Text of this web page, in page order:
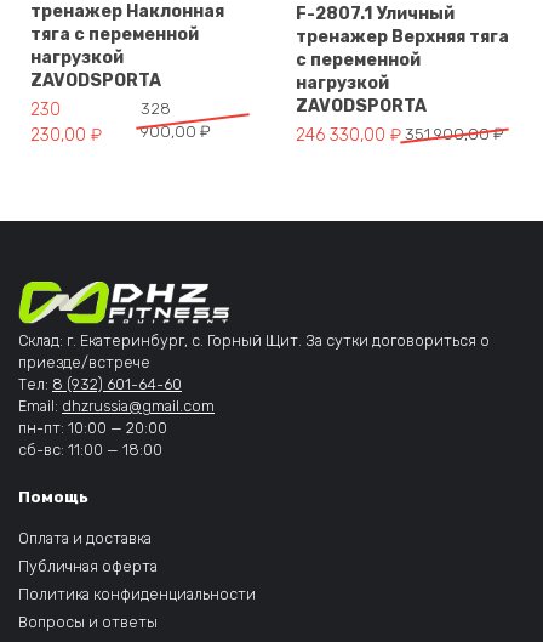
тренажер Наклонная
тяга с переменной
нагрузкой
ZAVODSPORTA
328
900,00 ₽
Первоначальная цена составляла 328 900,00 ₽.
230
230,00 ₽
Текущая цена: 230 230,00 ₽.
F-2807.1 Уличный
тренажер Верхняя тяга
с переменной
нагрузкой
ZAVODSPORTA
351 900,00₽
Первоначальная цена
246 330,00 ₽
Текущая цена: 246 330,00 ₽.
Склад: г. Екатеринбург, с. Горный Щит. За сутки договориться о
приезде/встрече
Тел: 8 (932) 601-64-60
Email: dhzrussia@gmail.com
пн-пт: 10:00 — 20:00
сб-вс: 11:00 — 18:00
Помощь
Оплата и доставка
Публичная оферта
Политика конфиденциальности
Вопросы и ответы